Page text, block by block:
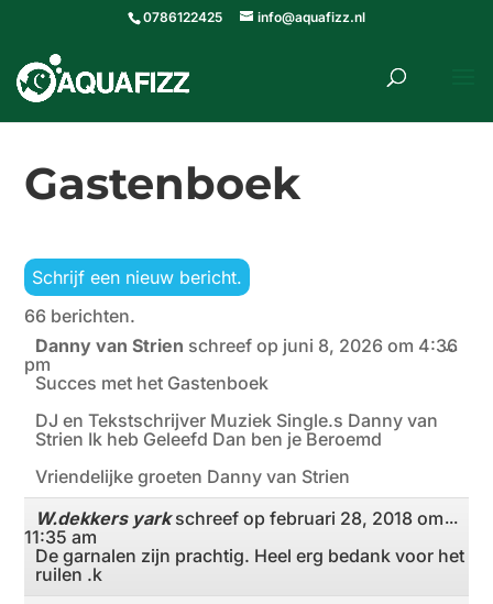
0786122425 info@aquafizz.nl
Gastenboek
66 berichten.
Danny van Strien schreef op juni 8, 2026 om 4:36
pm
Succes met het Gastenboek
DJ en Tekstschrijver Muziek Single.s Danny van
Strien Ik heb Geleefd Dan ben je Beroemd
Vriendelijke groeten Danny van Strien
...
W.dekkers yark schreef op februari 28, 2018 om
11:35 am
De garnalen zijn prachtig. Heel erg bedank voor het
ruilen .k
...